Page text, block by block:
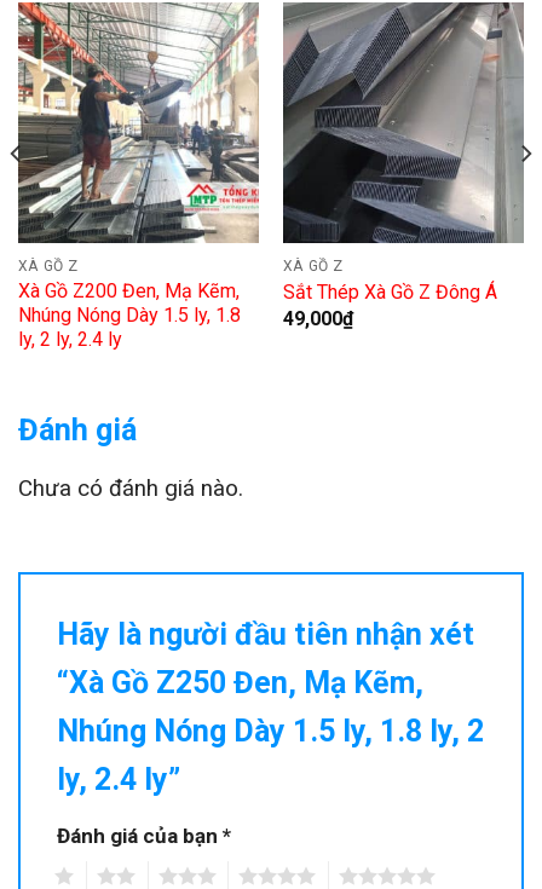
XÀ GỒ Z
Xà Gồ Z200 Đen, Mạ Kẽm,
Nhúng Nóng Dày 1.5 ly, 1.8
ly, 2 ly, 2.4 ly
XÀ GỒ Z
Sắt Thép Xà Gồ Z Đông Á
49,000₫
Đánh giá
Chưa có đánh giá nào.
Hãy là người đầu tiên nhận xét
“Xà Gồ Z250 Đen, Mạ Kẽm,
Nhúng Nóng Dày 1.5 ly, 1.8 ly, 2
ly, 2.4 ly”
Đánh giá của bạn *